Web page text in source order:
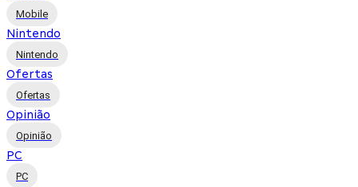
Mobile
Nintendo
Nintendo
Ofertas
Ofertas
Opinião
Opinião
PC
PC